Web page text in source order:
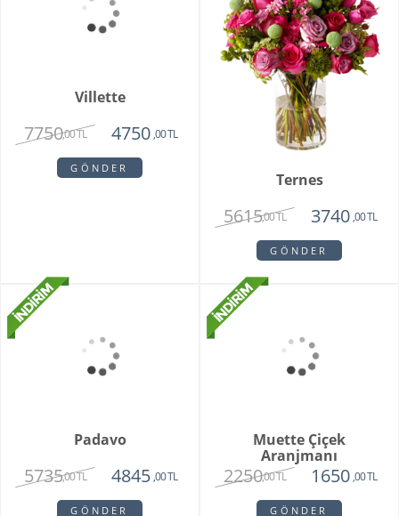
Villette
7750,00 TL 4750 ,00 TL
GÖNDER
Ternes
5615,00 TL 3740,00 TL
GÖNDER
Padavo
5735,00 TL 4845 ,00 TL
GÖNDER
Muette Çiçek
Aranjmanı
2250,00 TL 1650 ,00 TL
GÖNDER